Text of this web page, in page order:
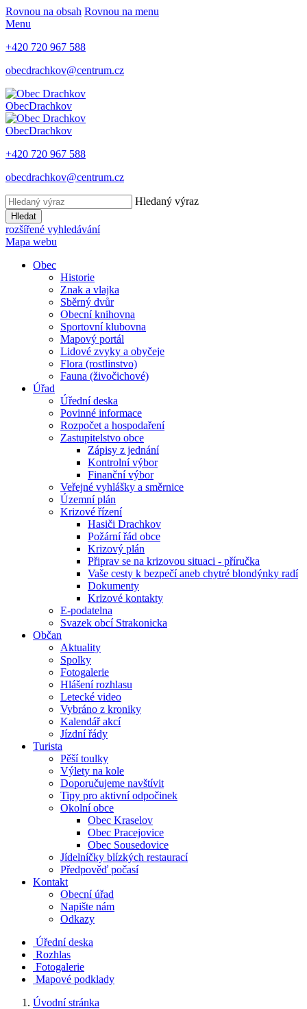
Rovnou na obsah Rovnou na menu
Menu
+420 720 967 588
obecdrachkov@centrum.cz
ObecDrachkov
ObecDrachkov
+420 720 967 588
obecdrachkov@centrum.cz
Hledaný výraz
Hledat
rozšířené vyhledávání
Mapa webu
Obec
Historie
Znak a vlajka
Sběrný dvůr
Obecní knihovna
Sportovní klubovna
Mapový portál
Lidové zvyky a obyčeje
Flora (rostlinstvo)
Fauna (živočichové)
Úřad
Úřední deska
Povinné informace
Rozpočet a hospodaření
Zastupitelstvo obce
Zápisy z jednání
Kontrolní výbor
Finanční výbor
Veřejné vyhlášky a směrnice
Územní plán
Krizové řízení
Hasiči Drachkov
Požární řád obce
Krizový plán
Připrav se na krizovou situaci - příručka
Vaše cesty k bezpečí aneb chytré blondýnky radí
Dokumenty
Krizové kontakty
E-podatelna
Svazek obcí Strakonicka
Občan
Aktuality
Spolky
Fotogalerie
Hlášení rozhlasu
Letecké video
Vybráno z kroniky
Kalendář akcí
Jízdní řády
Turista
Pěší toulky
Výlety na kole
Doporučujeme navštívit
Tipy pro aktivní odpočinek
Okolní obce
Obec Kraselov
Obec Pracejovice
Obec Sousedovice
Jídelníčky blízkých restaurací
Předpověď počasí
Kontakt
Obecní úřad
Napište nám
Odkazy
Úřední deska
Rozhlas
Fotogalerie
Mapové podklady
Úvodní stránka